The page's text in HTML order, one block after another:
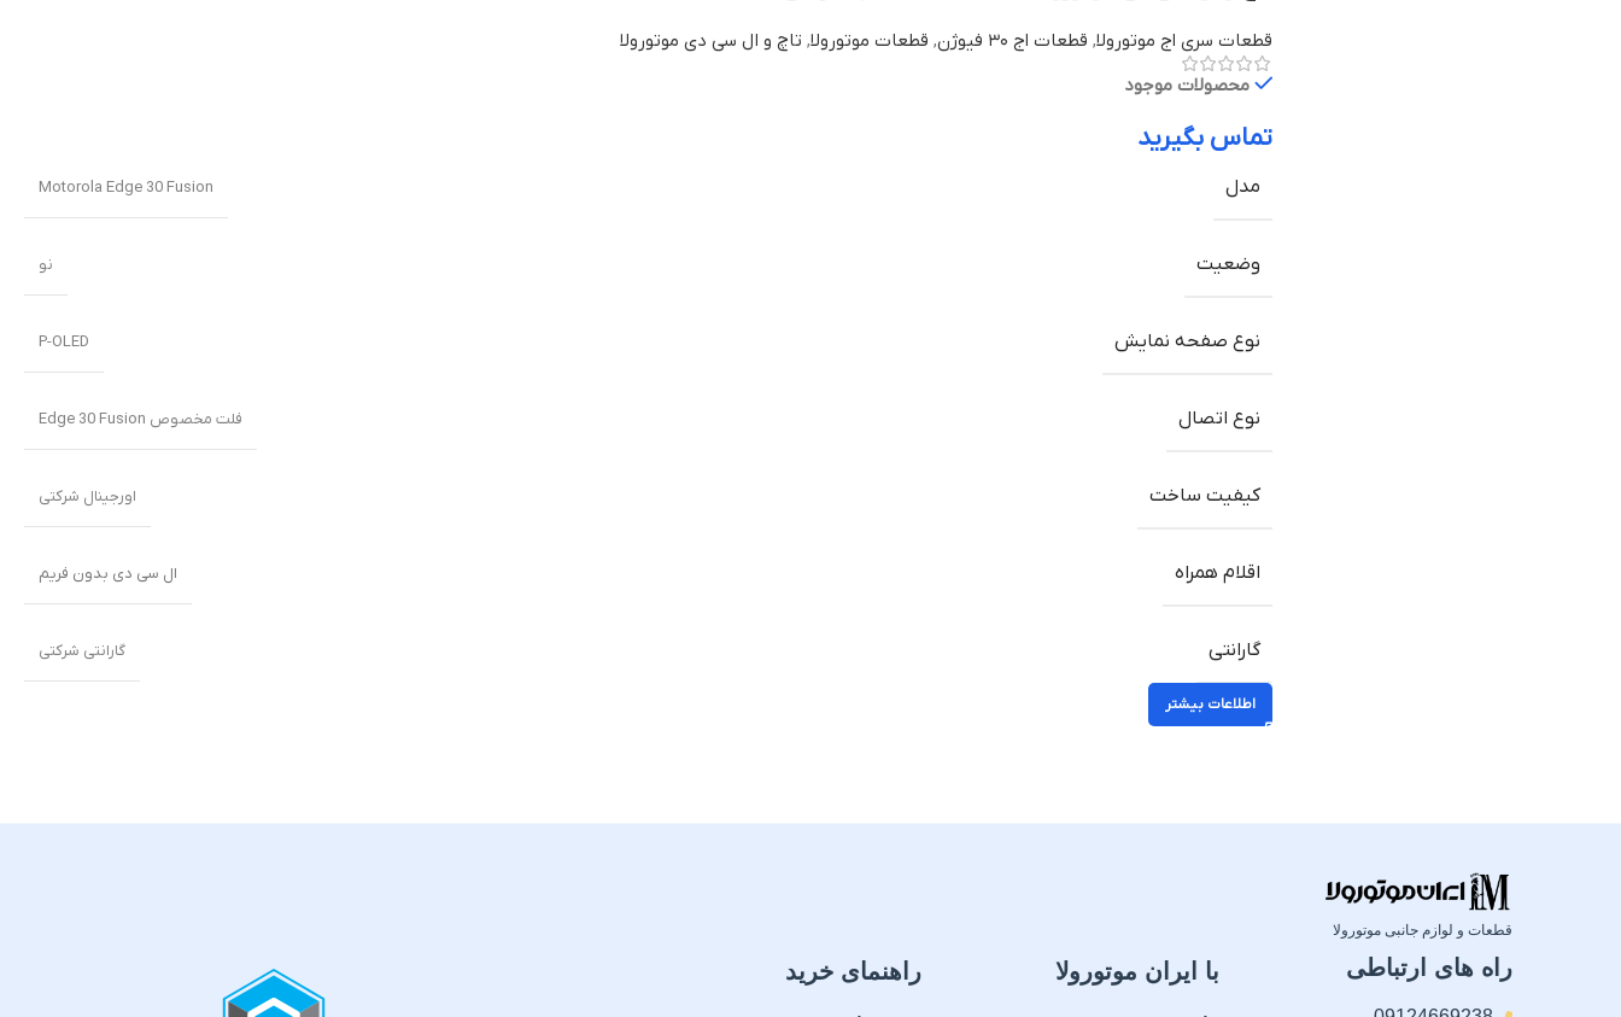
قطعات سری اج موتورولا, قطعات اج ۳۰ فیوژن , قطعات موتورولا, تاچ و ال سی دی موتورولا
محصولات موجود
تماس بگیرید
مدل Motorola Edge 30 Fusion
وضعیت نو
نوع صفحه نمایش P-OLED
نوع اتصال فلت مخصوص Edge 30 Fusion
کیفیت ساخت اورجینال شرکتی
اقلام همراه ال سی دی بدون فریم
گارانتی گارانتی شرکتی
اطلاعات بیشتر
قطعات و لوازم جانبی موتورولا
راه های ارتباطی با ایران موتورولا راهنمای خرید